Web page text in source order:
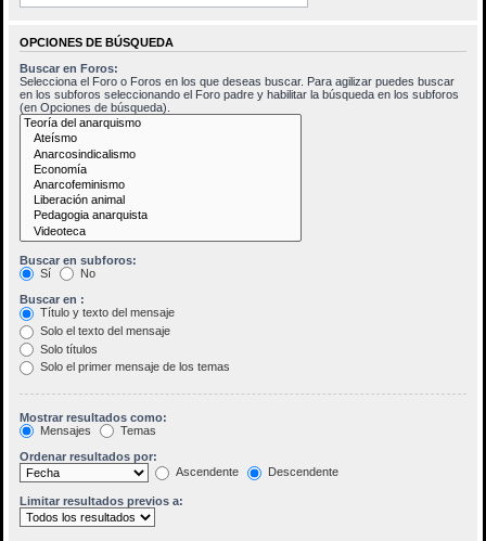
OPCIONES DE BÚSQUEDA
Buscar en Foros:
Selecciona el Foro o Foros en los que deseas buscar. Para agilizar puedes buscar
en los subforos seleccionando el Foro padre y habilitar la búsqueda en los subforos
(en Opciones de búsqueda).
Buscar en subforos:
Sí
No
Buscar en :
Título y texto del mensaje
Solo el texto del mensaje
Solo títulos
Solo el primer mensaje de los temas
Mostrar resultados como:
Mensajes
Temas
Ordenar resultados por:
Ascendente
Descendente
Limitar resultados previos a: